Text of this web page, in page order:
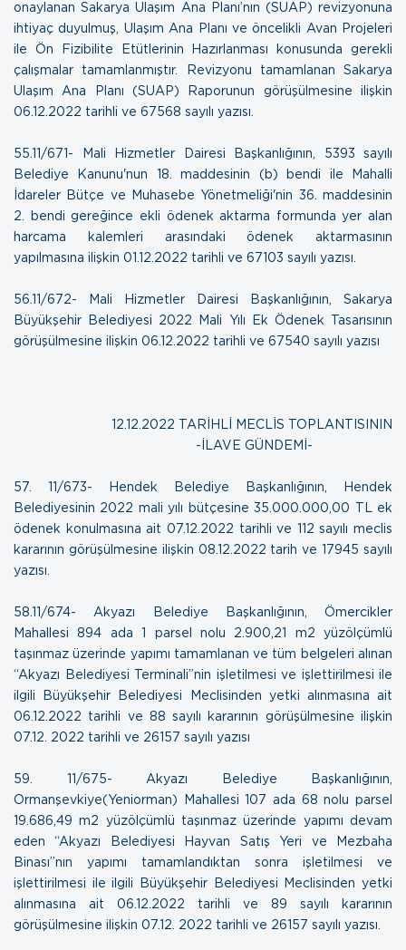
onaylanan Sakarya Ulaşım Ana Planı’nın (SUAP) revizyonuna
ihtiyaç duyulmuş, Ulaşım Ana Planı ve öncelikli Avan Projeleri
ile Ön Fizibilite Etütlerinin Hazırlanması konusunda gerekli
çalışmalar tamamlanmıştır. Revizyonu tamamlanan Sakarya
Ulaşım Ana Planı (SUAP) Raporunun görüşülmesine ilişkin
06.12.2022 tarihli ve 67568 sayılı yazısı.
55.11/671- Mali Hizmetler Dairesi Başkanlığının, 5393 sayılı
Belediye Kanunu'nun 18. maddesinin (b) bendi ile Mahalli
İdareler Bütçe ve Muhasebe Yönetmeliği'nin 36. maddesinin
2. bendi gereğince ekli ödenek aktarma formunda yer alan
harcama kalemleri arasındaki ödenek aktarmasının
yapılmasına ilişkin 01.12.2022 tarihli ve 67103 sayılı yazısı.
56.11/672- Mali Hizmetler Dairesi Başkanlığının, Sakarya
Büyükşehir Belediyesi 2022 Mali Yılı Ek Ödenek Tasarısının
görüşülmesine ilişkin 06.12.2022 tarihli ve 67540 sayılı yazısı
12.12.2022 TARİHLİ MECLİS TOPLANTISININ
-İLAVE GÜNDEMİ-
57. 11/673- Hendek Belediye Başkanlığının, Hendek
Belediyesinin 2022 mali yılı bütçesine 35.000.000,00 TL ek
ödenek konulmasına ait 07.12.2022 tarihli ve 112 sayılı meclis
kararının görüşülmesine ilişkin 08.12.2022 tarih ve 17945 sayılı
yazısı.
58.11/674- Akyazı Belediye Başkanlığının, Ömercikler
Mahallesi 894 ada 1 parsel nolu 2.900,21 m2 yüzölçümlü
taşınmaz üzerinde yapımı tamamlanan ve tüm belgeleri alınan
“Akyazı Belediyesi Terminali”nin işletilmesi ve işlettirilmesi ile
ilgili Büyükşehir Belediyesi Meclisinden yetki alınmasına ait
06.12.2022 tarihli ve 88 sayılı kararının görüşülmesine ilişkin
07.12. 2022 tarihli ve 26157 sayılı yazısı
59. 11/675- Akyazı Belediye Başkanlığının,
Ormanşevkiye(Yeniorman) Mahallesi 107 ada 68 nolu parsel
19.686,49 m2 yüzölçümlü taşınmaz üzerinde yapımı devam
eden “Akyazı Belediyesi Hayvan Satış Yeri ve Mezbaha
Binası”nın yapımı tamamlandıktan sonra işletilmesi ve
işlettirilmesi ile ilgili Büyükşehir Belediyesi Meclisinden yetki
alınmasına ait 06.12.2022 tarihli ve 89 sayılı kararının
görüşülmesine ilişkin 07.12. 2022 tarihli ve 26157 sayılı yazısı.